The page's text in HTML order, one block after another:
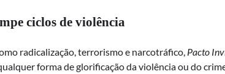
ciclos de violência
radicalização, terrorismo e narcotráfico, Pacto
forma de glorificação da violência ou do